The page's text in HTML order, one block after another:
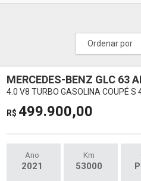
Ordenar por
MERCEDES-BENZ GLC 63
4.0 V8 TURBO GASOLINA COUPÉ S
R$ 499.900,00
Ano
2021
Km
53000